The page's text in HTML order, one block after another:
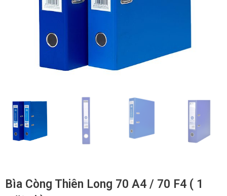
Bìa Còng Thiên Long 70 A4 / 70 F4 ( 1